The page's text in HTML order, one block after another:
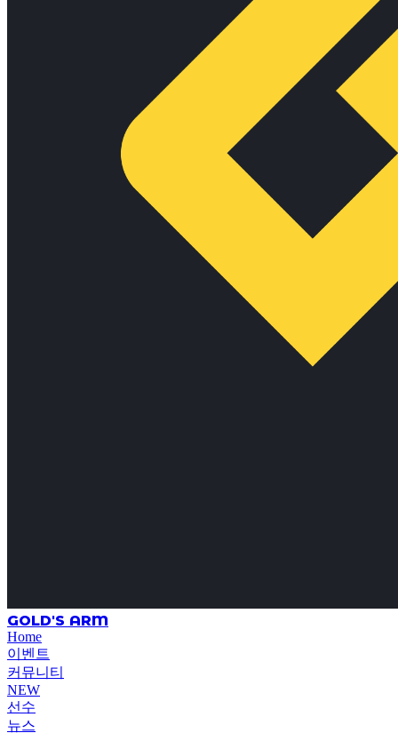
GOLD'S ARM
Home
이벤트
커뮤니티
NEW
선수
뉴스